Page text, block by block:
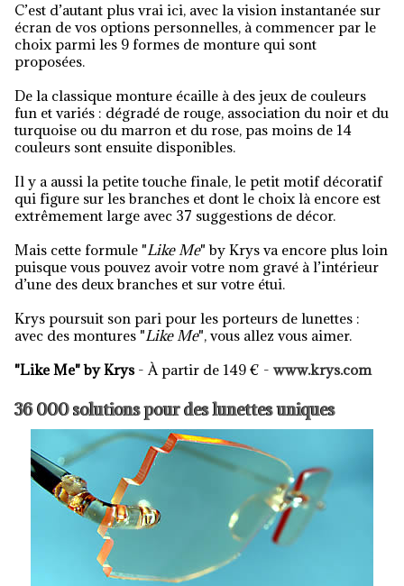
C’est d’autant plus vrai ici, avec la vision instantanée sur
écran de vos options personnelles, à commencer par le
choix parmi les 9 formes de monture qui sont
proposées.
De la classique monture écaille à des jeux de couleurs
fun et variés : dégradé de rouge, association du noir et du
turquoise ou du marron et du rose, pas moins de 14
couleurs sont ensuite disponibles.
Il y a aussi la petite touche finale, le petit motif décoratif
qui figure sur les branches et dont le choix là encore est
extrêmement large avec 37 suggestions de décor.
Mais cette formule "Like Me" by Krys va encore plus loin
puisque vous pouvez avoir votre nom gravé à l’intérieur
d’une des deux branches et sur votre étui.
Krys poursuit son pari pour les porteurs de lunettes :
avec des montures "Like Me", vous allez vous aimer.
"Like Me" by Krys- À partir de 149 € - www.krys.com
36 000 solutions pour des lunettes uniques